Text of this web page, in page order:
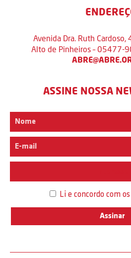
Avenida Dra. Ruth Cardoso,
Alto de Pinheiros – 05477-
ASSINE NOSSA
Li e concordo com os